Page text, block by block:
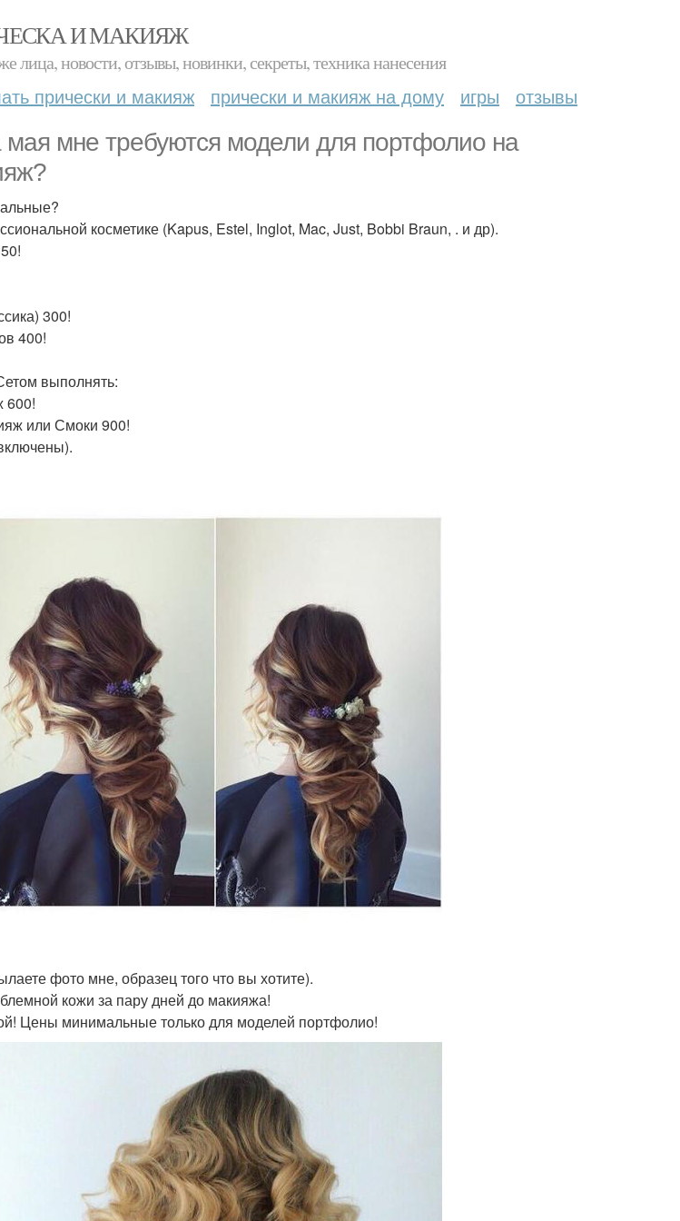
И МАКИЯЖ
лица, новости, отзывы, новинки, секреты, техника нанесения
прически и макияж прически и макияж на дому игры отзывы
мая мне требуются модели для портфолио на
косметике (Kapus, Estel, Inglot, Mac, Just, Bobbi Braun, . и др).
300!
400!
выполнять:
600!
или Смоки 900!
фото мне, образец того что вы хотите).
кожи за пару дней до макияжа!
Цены минимальные только для моделей портфолио!